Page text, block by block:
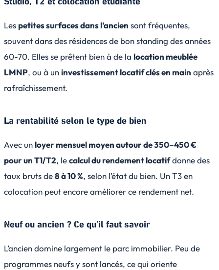
Les petites surfaces dans l’ancien sont fréquentes,
souvent dans des résidences de bon standing des années
60-70. Elles se prêtent bien à de la location meublée
LMNP, ou à uninvestissement locatif clés en main après
rafraîchissement.
La rentabilité selon le type de bien
Avec un loyer mensuel moyen autour de 350–450 €
pour un T1/T2, lecalcul du rendement locatifdonne des
taux bruts de8 à 10 %, selon l’état du bien. Un T3 en
colocation peut encore améliorer ce rendement net.
Neuf ou ancien ? Ce qu’il faut savoir
L’ancien domine largement le parc immobilier. Peu de
programmes neufs y sont lancés, ce qui oriente